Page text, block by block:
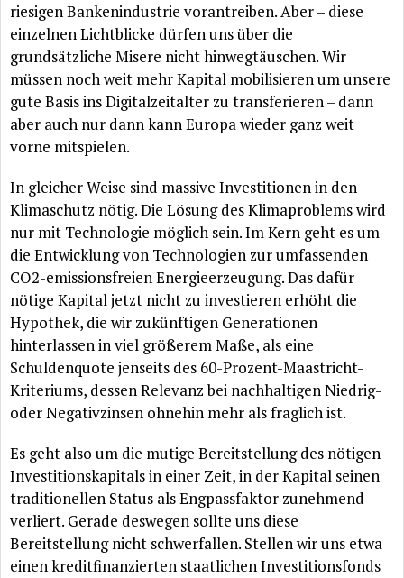
riesigen Bankenindustrie vorantreiben. Aber – diese
einzelnen Lichtblicke dürfenunsüber die
grundsätzliche Misere nichthinwegtäuschen. Wir
müssen noch weit mehr Kapital mobilisierenum unsere
gute Basis ins Digitalzeitalter zu transferieren – dann
aber auch nur dann kann Europa wieder ganz weit
vorne mitspielen.
In gleicher Weise sind massive Investitionen in den
Klimaschutz nötig. Die Lösungdes Klimaproblems wird
nur mit Technologie möglich sein. Im Kern geht es um
die Entwicklung von Technologien zur umfassenden
CO2-emissionsfreien Energieerzeugung. Das dafür
nötige Kapital jetzt nicht zu investieren erhöht die
Hypothek, die wir zukünftigen Generationen
hinterlassen in viel größeremMaße, als eine
Schuldenquote jenseits des 60-Prozent-Maastricht-
Kriteriums, dessen Relevanz bei nachhaltigen Niedrig-
oder Negativzinsen ohnehin mehr als fraglich ist.
Es geht also um die mutige Bereitstellung des nötigen
Investitionskapitals in einer Zeit, in der Kapital seinen
traditionellen Status als Engpassfaktor zunehmend
verliert. Gerade deswegen sollte uns diese
Bereitstellung nicht schwerfallen. Stellen wir uns etwa
einen kreditfinanzierten staatlichen Investitionsfonds